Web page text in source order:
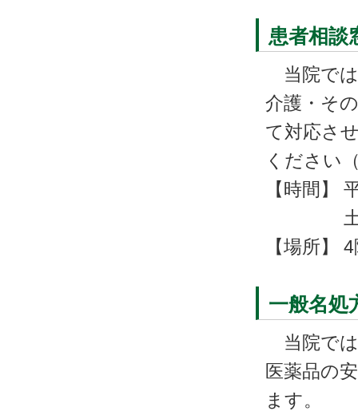
患者相談
当院では
介護・そ
て対応さ
ください
【時間】
土曜日
【場所】
一般名処
当院では
医薬品の
ます。